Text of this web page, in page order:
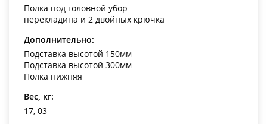
Полка под головной убор
перекладина и 2 двойных крючка
Дополнительно:
Подставка высотой 150мм
Подставка высотой 300мм
Полка нижняя
Вес, кг:
17, 03